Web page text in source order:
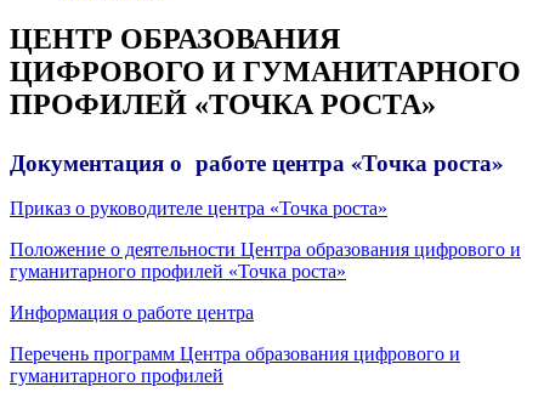
ЦЕНТР ОБРАЗОВАНИЯ
ЦИФРОВОГО И ГУМАНИТАРНОГО
ПРОФИЛЕЙ «ТОЧКА РОСТА»
Документация о работе центра «Точка роста»
Приказ о руководителе центра «Точка роста»
Положение о деятельности Центра образования цифрового и
гуманитарного профилей «Точка роста»
Информация о работе центра
Перечень программ Центра образования цифрового и
гуманитарного профилей